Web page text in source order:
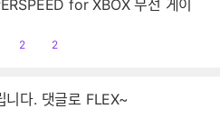
for XBOX 무선 게이
공
2
댓
2
니다. 댓글로 FLEX~